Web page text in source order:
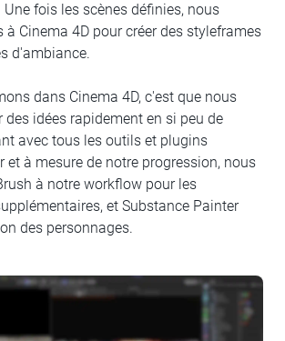
fois les scènes définies, nous
à Cinema 4D pour créer des styleframes
d'ambiance.
dans Cinema 4D, c'est que nous
des idées rapidement en si peu de
avec tous les outils et plugins
et à mesure de notre progression, nous
à notre workflow pour les
et Substance Painter
des personnages.